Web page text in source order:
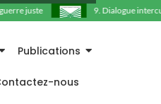
juste 9. Dialogue
Publications
nous